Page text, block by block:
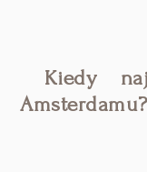
Kiedy
Amsterdamu?